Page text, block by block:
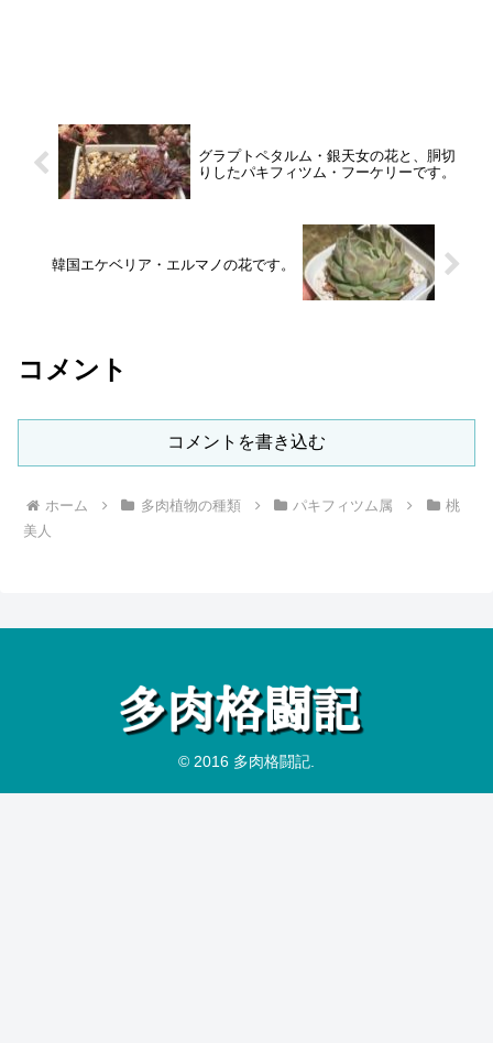
グラプトペタルム・銀天女の花と、胴切
りしたパキフィツム・フーケリーです。
韓国エケベリア・エルマノの花です。
コメント
コメントを書き込む
ホーム 多肉植物の種類 パキフィツム属
桃
美人
© 2016 多肉格闘記.